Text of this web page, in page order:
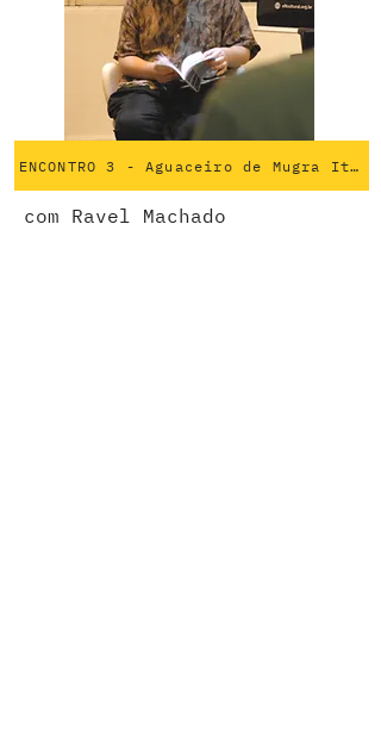
ENCONTRO 3 - Aguaceiro de Mugra
com Ravel Machado